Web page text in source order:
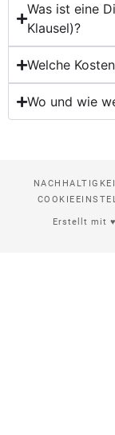
Was ist eine
Klausel)?
Welche
Wo und wie
Erstellt mit